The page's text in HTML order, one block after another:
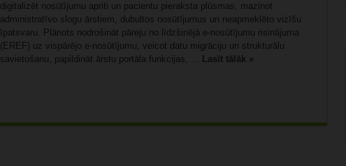
digitalizēt nosūtījumu apriti un pacientu pieraksta plūsmas, mazinot
administratīvo slogu ārstiem, dubultos nosūtījumus un neapmeklēto vizīšu
īpatsvaru. Plānots nodrošināt pāreju no līdzšinējā e-nosūtījumu risinājuma
(EREF) uz vispārējo e-nosūtījumu, veicot datu migrāciju un strukturālu
savietošanu, papildināt ārstu portāla funkcijas, ... Lasīt tālāk »